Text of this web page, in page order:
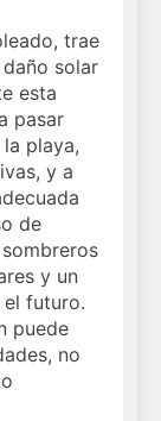
trae
solar
esta
pasar
playa,
y a
de
y un
futuro.
puede
no